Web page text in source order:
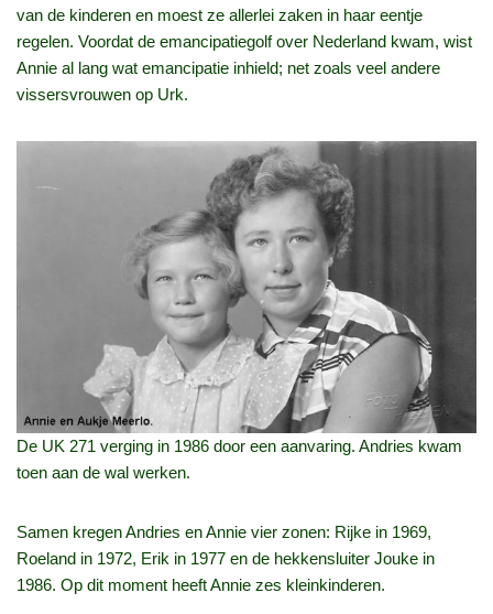
van de kinderen en moest ze allerlei zaken in haar eentje
regelen. Voordat de emancipatiegolf over Nederland kwam, wist
Annie al lang wat emancipatie inhield; net zoals veel andere
vissersvrouwen op Urk.
De UK 271 verging in 1986 door een aanvaring. Andries kwam
toen aan de wal werken.
Samen kregen Andries en Annie vier zonen: Rijke in 1969,
Roeland in 1972, Erik in 1977 en de hekkensluiter Jouke in
1986. Op dit moment heeft Annie zes kleinkinderen.